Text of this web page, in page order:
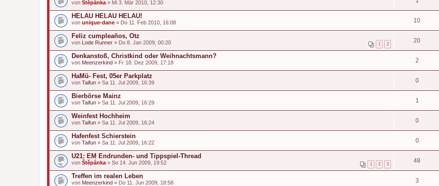
von Štěpánka » Mi 3. Mär 2010, 12:30
HELAU HELAU HELAU!
von unique-dane » Do 11. Feb 2010, 16:08 10
Feliz cumpleaños, Otz
1 2
von Lode Runner » Do 8. Jan 2009, 00:20 20
Denkanstoß, Christkind oder Weihnachtsmann?
von Meenzerkind » Fr 18. Dez 2009, 17:18 2
HaMü- Fest, 05er Parkplatz
von Taifun » Sa 11. Jul 2009, 16:39 0
Bierbörse Mainz
von Taifun » Sa 11. Jul 2009, 16:29 1
Weinfest Hochheim
von Taifun » Sa 11. Jul 2009, 16:24 0
Hafenfest Schierstein
von Taifun » Sa 11. Jul 2009, 16:22 0
U21: EM Endrunden- und Tippspiel-Thread
1 2 3
von Štěpánka » So 14. Jun 2009, 19:52 48
Treffen im realen Leben
von Meenzerkind » Do 11. Jun 2009, 18:58 3